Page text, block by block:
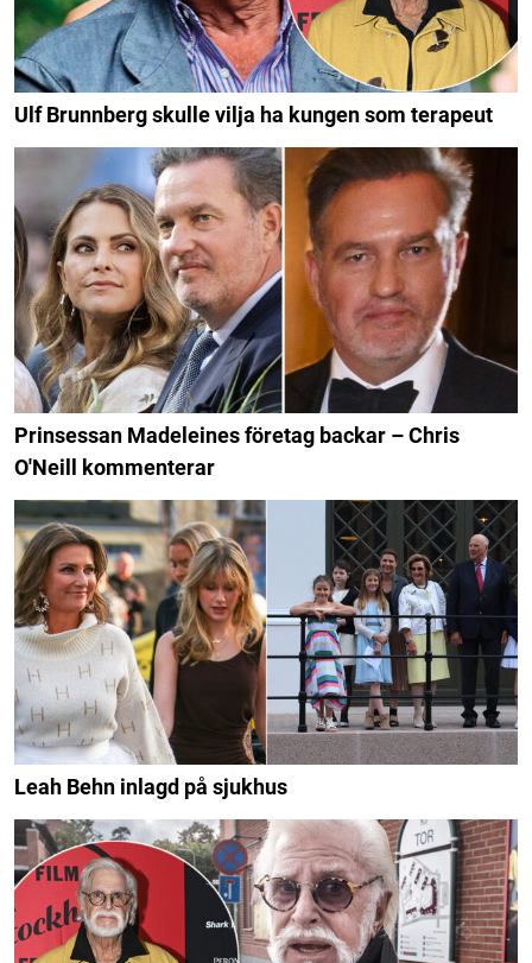
Ulf Brunnberg skulle vilja ha kungen som terapeut
Prinsessan Madeleines företag backar – Chris
O'Neill kommenterar
Leah Behn inlagd på sjukhus